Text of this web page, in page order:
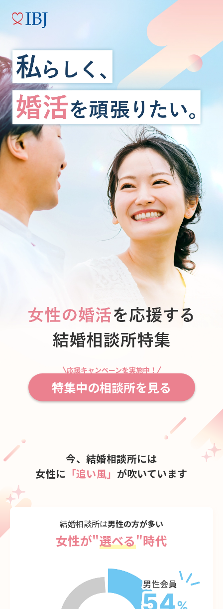
応援キャンペーンを実施中！
特集中の相談所を見る
今、結婚相談所には
女性に 「追い風」 が吹いています
結婚相談所は男性の方が多い
女性が"選べる"時代